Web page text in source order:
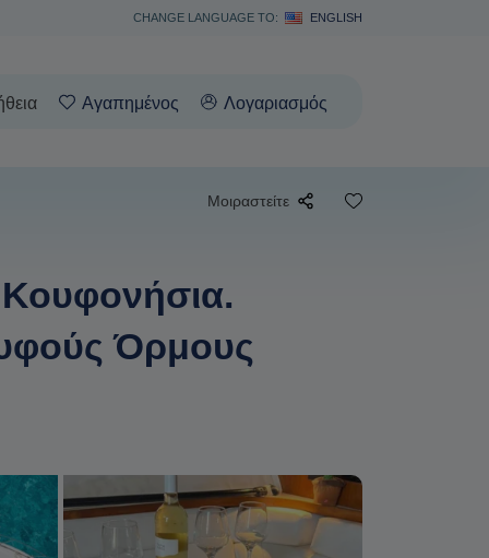
CHANGE LANGUAGE TO: ENGLISH
Αγαπημένος Λογαριασμός
Μοιραστείτε
Κουφονήσια.
Όρμους